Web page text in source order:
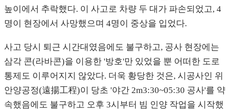
높이에서 추락했다. 이 사고로 차량 두 대가 파손되었고, 4
명이 현장에서 사망했으며 4명이 중상을 입었다.
사고 당시 퇴근 시간대였음에도 불구하고, 공사 현장에는
삼각 콘(라바콘)을 이용한 '방호'만 있었을 뿐 어떠한 도로
통제도 이루어지지 않았다. 더욱 황당한 것은, 시공사인 위
안양공정(遠揚工程)이 당초 '야간 2m3:30~05:30 공사'를 약
속했음에도 불구하고 오후 3시부터 빔 인양 작업을 시작했